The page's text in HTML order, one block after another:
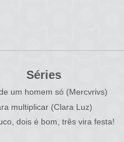
Séries
um homem só (Mercvrivs)
multiplicar (Clara Luz)
dois é bom, três vira festa!